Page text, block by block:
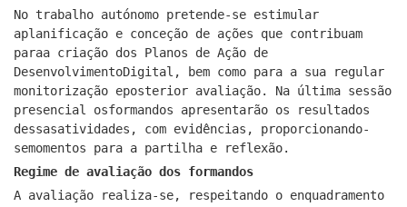
No trabalho autónomo pretende-se estimular
aplanificação e conceção de ações que contribuam
paraa criação dos Planos de Ação de
DesenvolvimentoDigital, bem como para a sua regular
monitorização eposterior avaliação. Na última sessão
presencial osformandos apresentarão os resultados
dessasatividades, com evidências, proporcionando-
semomentos para a partilha e reflexão.
Regime de avaliação dos formandos
A avaliação realiza-se, respeitando o enquadramento